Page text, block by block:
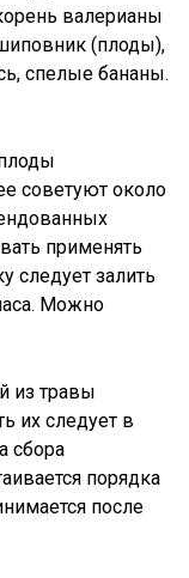
валерианы
(плоды),
спелые бананы.
советуют около
применять
следует залить
Можно
из травы
их следует в
сбора
порядка
после